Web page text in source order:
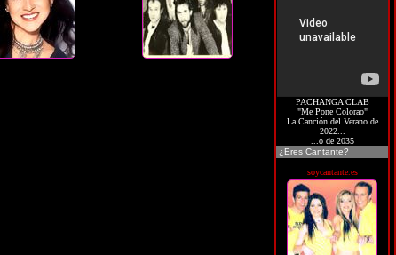
PACHANGA CLAB
"Me Pone Colorao"
La Canción del Verano de
2022...
...o de 2035
¿Eres Cantante?
soycantante.es